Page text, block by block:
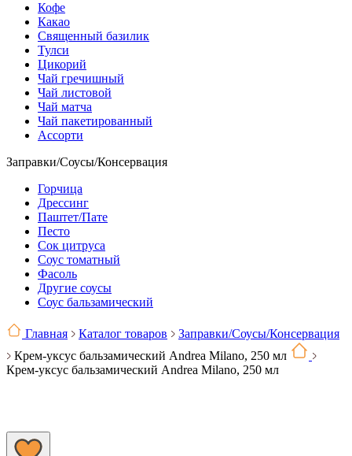
Кофе
Какао
Священный базилик
Тулси
Цикорий
Чай гречишный
Чай листовой
Чай матча
Чай пакетированный
Ассорти
Заправки/Соусы/Консервация
Горчица
Дрессинг
Паштет/Пате
Песто
Сок цитруса
Соус томатный
Фасоль
Другие соусы
Соус бальзамический
Главная Каталог товаров
Заправки/Соусы/Консервация
Крем-уксус бальзамический Andrea Milano, 250 мл
Крем-уксус бальзамический Andrea Milano, 250 мл